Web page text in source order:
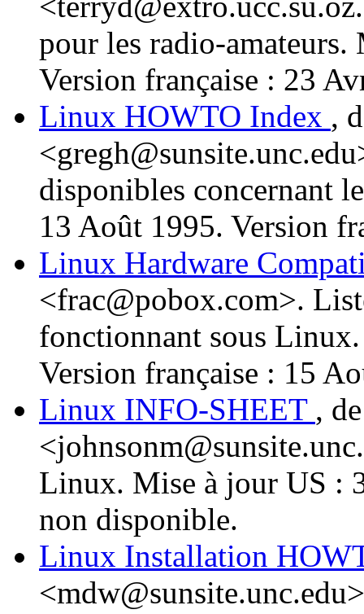
pour les radio-
Version française : 23
Linux HOWTO Index ,
disponibles concernant
13 Août 1995. Version
Linux Hardware
<frac@pobox.com>.
fonctionnant sous
Version française : 15
Linux INFO-SHEET ,
Linux. Mise à jour US :
non disponible.
Linux Installation